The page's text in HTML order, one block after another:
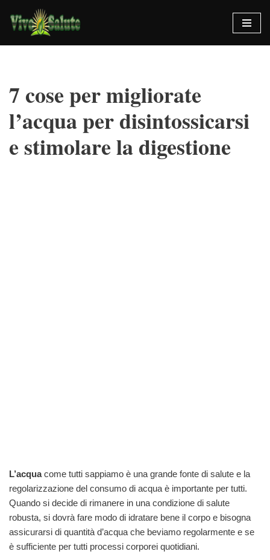
Vai
al
7 cose per migliorate
l’acqua per disintossicarsi
e stimolare la digestione
L’acquacome tutti sappiamo è una grande fonte di salute e la
regolarizzazione del consumo di acqua è importante per tutti.
Quando si decide di rimanere in una condizione di salute
robusta, si dovrà fare modo di idratare bene il corpo e bisogna
assicurarsi di quantità d’acqua che beviamo regolarmente e se
è sufficiente per tutti processi corporei quotidiani.